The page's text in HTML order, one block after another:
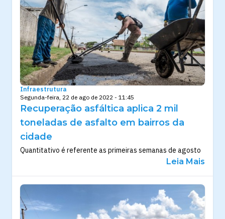
Infraestrutura
Segunda-feira, 22 de ago de 2022 - 11:45
Recuperação asfáltica aplica 2 mil
toneladas de asfalto em bairros da
cidade
Quantitativo é referente as primeiras semanas de agosto
Leia Mais